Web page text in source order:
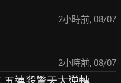
2小時前, 08/07
2小時前, 08/07